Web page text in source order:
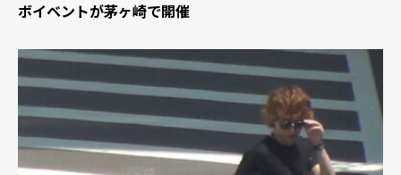
ボイベントが茅ヶ崎で開催